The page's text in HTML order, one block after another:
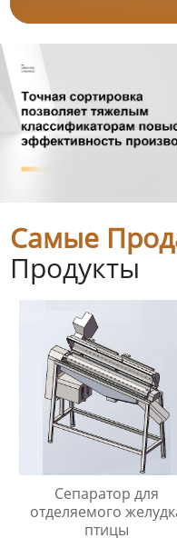
Самые
Продукты
Сепаратор для
отделяемого
птицы